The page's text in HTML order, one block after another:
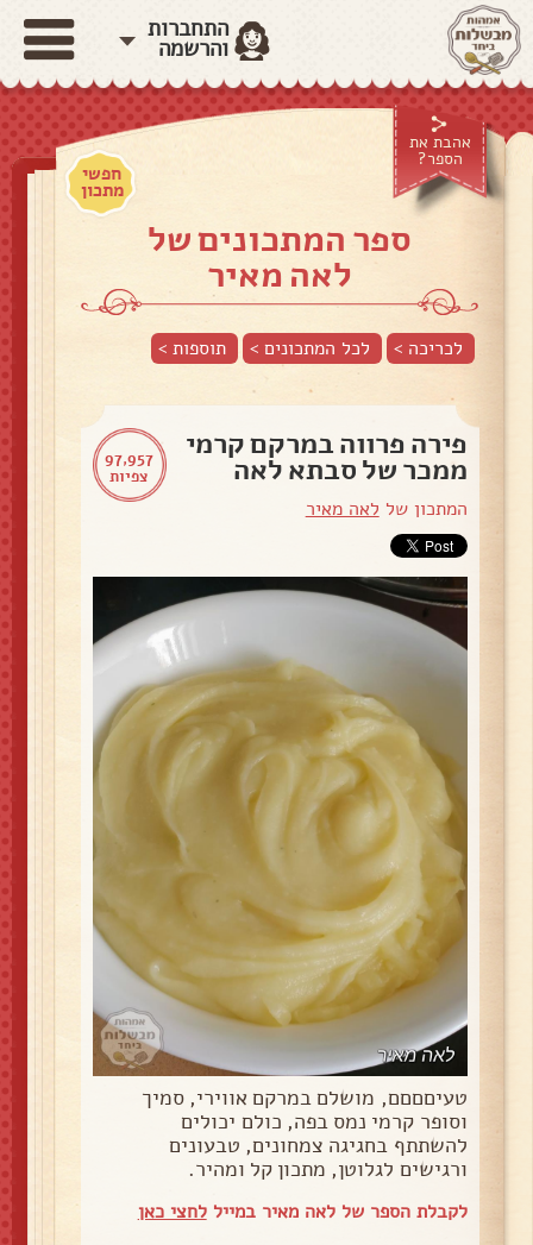
התחברות
והרשמה
אהבת את
הספר?
חפשי
מתכון
ספר המתכונים של
לאה מאיר
לכריכה > לכל המתכונים > תוספות>
97,957
צפיות
פירה פרווה במרקם קרמי
ממכר של סבתא לאה
המתכון של לאה מאיר
טעיםםםם, מושלם במרקם אווירי, סמיך
וסופר קרמי נמס בפה, כולם יכולים
להשתתף בחגיגה צמחונים, טבעונים
ורגישים לגלוטן, מתכון קל ומהיר.
לקבלת הספר של לאה מאיר במייללחצי כאן